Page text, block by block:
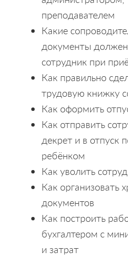
преподавателем
Какие
документы
сотрудник при
Как правильно
трудовую книжку
Как оформить
Как отправить
декрет и в отпуск
ребёнком
Как уволить
Как организовать
документов
Как построить
бухгалтером с
и затрат